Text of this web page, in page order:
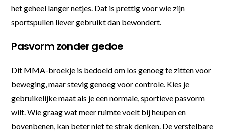
het geheel langer netjes. Dat is prettig voor wie zijn
sportspullen liever gebruikt dan bewondert.
Pasvorm zonder gedoe
Dit MMA-broekje is bedoeld om los genoeg te zitten voor
beweging, maar stevig genoeg voor controle. Kies je
gebruikelijke maat als je een normale, sportieve pasvorm
wilt. Wie graag wat meer ruimte voelt bij heupen en
bovenbenen, kan beter niet te strak denken. De verstelbare